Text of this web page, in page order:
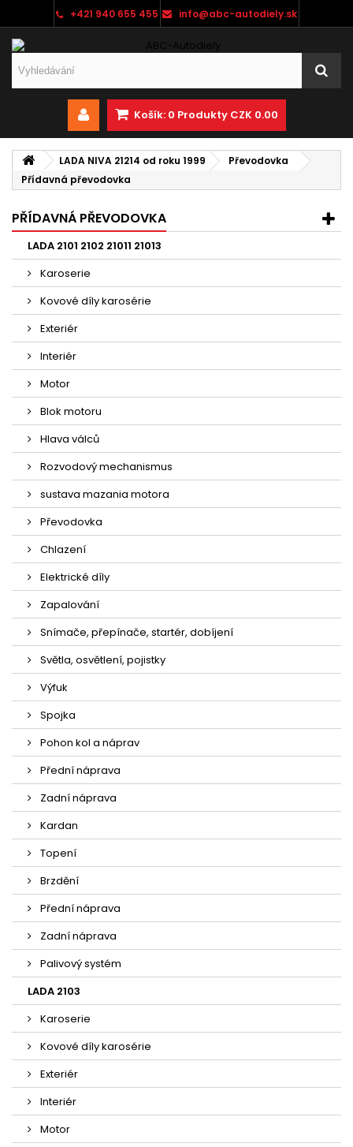
+421 940 655 455 info@abc-autodiely.sk
Košík: 0 Produkty CZK 0.00
LADA NIVA 21214 od roku 1999
Převodovka
Přídavná převodovka
PŘÍDAVNÁ PŘEVODOVKA
LADA 2101 2102 21011 21013
Karoserie
Kovové díly karosérie
Exteriér
Interiér
Motor
Blok motoru
Hlava válců
Rozvodový mechanismus
sustava mazania motora
Převodovka
Chlazení
Elektrické díly
Zapalování
Snímače, přepínače, startér, dobíjení
Světla, osvětlení, pojistky
Výfuk
Spojka
Pohon kol a náprav
Přední náprava
Zadní náprava
Kardan
Topení
Brzdění
Přední náprava
Zadní náprava
Palivový systém
LADA 2103
Karoserie
Kovové díly karosérie
Exteriér
Interiér
Motor